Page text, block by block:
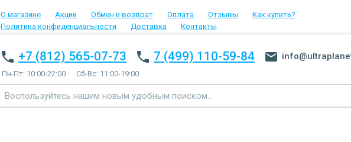
О магазине Акции Обмен и возврат Оплата Отзывы
Как купить?
Политика конфиденциальности
Доставка Контакты
+7 (812) 565-07-73 7 (499) 110-59-84
Пн-Пт: 10:00-22:00 Сб-Вс: 11:00-19:00